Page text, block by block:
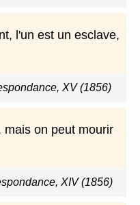
l'un est un esclave,
XV (1856)
mais on peut mourir
XIV (1856)